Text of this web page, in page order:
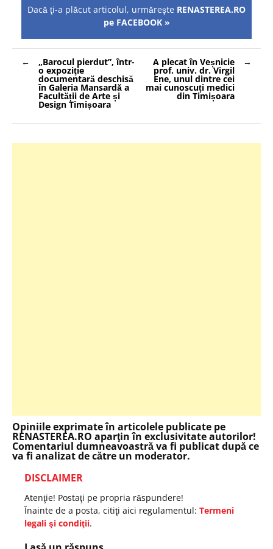
Dacă ţi-a plăcut articolul, urmăreşte RENASTEREA.RO
pe FACEBOOK »
Navigare
în
articole
„Barocul pierdut”, într-
o expoziţie
documentară deschisă
în Galeria Mansardă a
Facultății de Arte și
Design Timișoara
A plecat în Veșnicie
prof. univ. dr. Virgil
Ene, unul dintre cei
mai cunoscuți medici
din Timișoara
Opiniile exprimate în articolele publicate pe
RENASTEREA.RO aparţin în exclusivitate autorilor!
Comentariul dumneavoastră va fi publicat după ce
va fi analizat de către un moderator.
DISCLAIMER
Atenţie! Postaţi pe propria răspundere!
Înainte de a posta, citiţi aici regulamentul: Termeni
legali şi condiţii.